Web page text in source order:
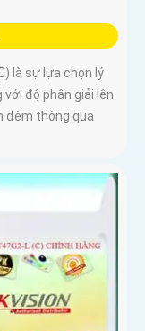
là sự lựa chọn lý
độ phân giải lên
đêm thông qua